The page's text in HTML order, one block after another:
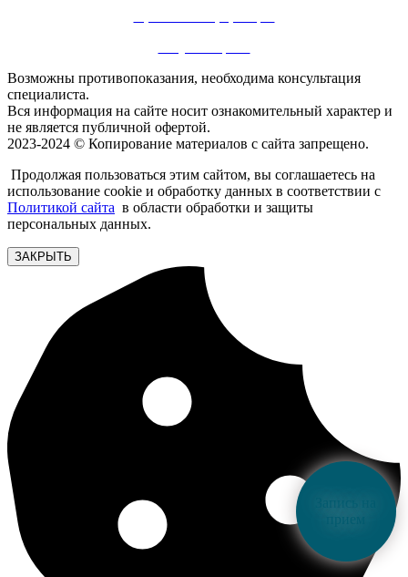
Возможны противопоказания, необходима консультация
специалиста.
Вся информация на сайте носит ознакомительный характер и
не является публичной офертой.
2023-2024 © Копирование материалов с сайта запрещено.
Продолжая пользоваться этим сайтом, вы соглашаетесь на
использование cookie и обработку данных в соответствии с
Политикой сайта в области обработки и защиты
персональных данных.
ЗАКРЫТЬ
прием